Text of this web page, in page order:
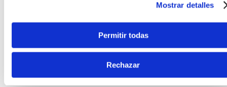
Mostrar detalles
Permitir todas
Rechazar
movimiento o mantienelo alejado del polvo
cuando no esté en uso.
FICHA TÉCNICA Y DIMENSIONES